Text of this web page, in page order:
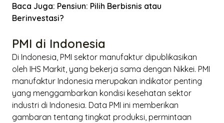
Baca Juga: Pensiun: Pilih Berbisnis atau
Berinvestasi?
PMI di Indonesia
Di Indonesia, PMI sektor manufaktur dipublikasikan
oleh IHS Markit, yang bekerja sama dengan Nikkei. PMI
manufaktur Indonesia merupakan indikator penting
yang menggambarkan kondisi kesehatan sektor
industri di Indonesia. Data PMI ini memberikan
gambaran tentang tingkat produksi, permintaan